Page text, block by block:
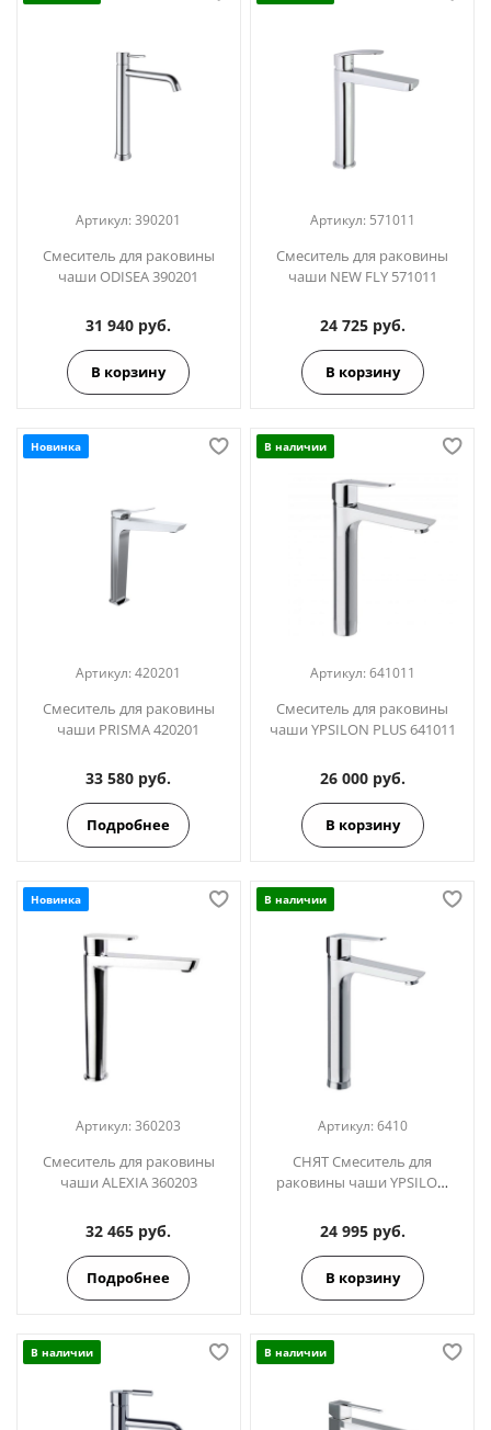
Артикул:390201
Смеситель для раковины
чаши ODISEA 390201
31 940 руб.
В корзину
Артикул: 571011
Смеситель для раковины
чаши NEW FLY 571011
24 725 руб.
В корзину
Новинка
Артикул:420201
Смеситель для раковины
чаши PRISMA 420201
33 580 руб.
Подробнее
В наличии
Артикул: 641011
Смеситель для раковины
чаши YPSILON PLUS 641011
26 000 руб.
В корзину
Новинка
Артикул:360203
Смеситель для раковины
чаши ALEXIA 360203
32 465 руб.
Подробнее
В наличии
Артикул: 6410
СНЯТ Смеситель для
раковины чаши YPSILON
24 995 руб.
В корзину
В наличии В наличии